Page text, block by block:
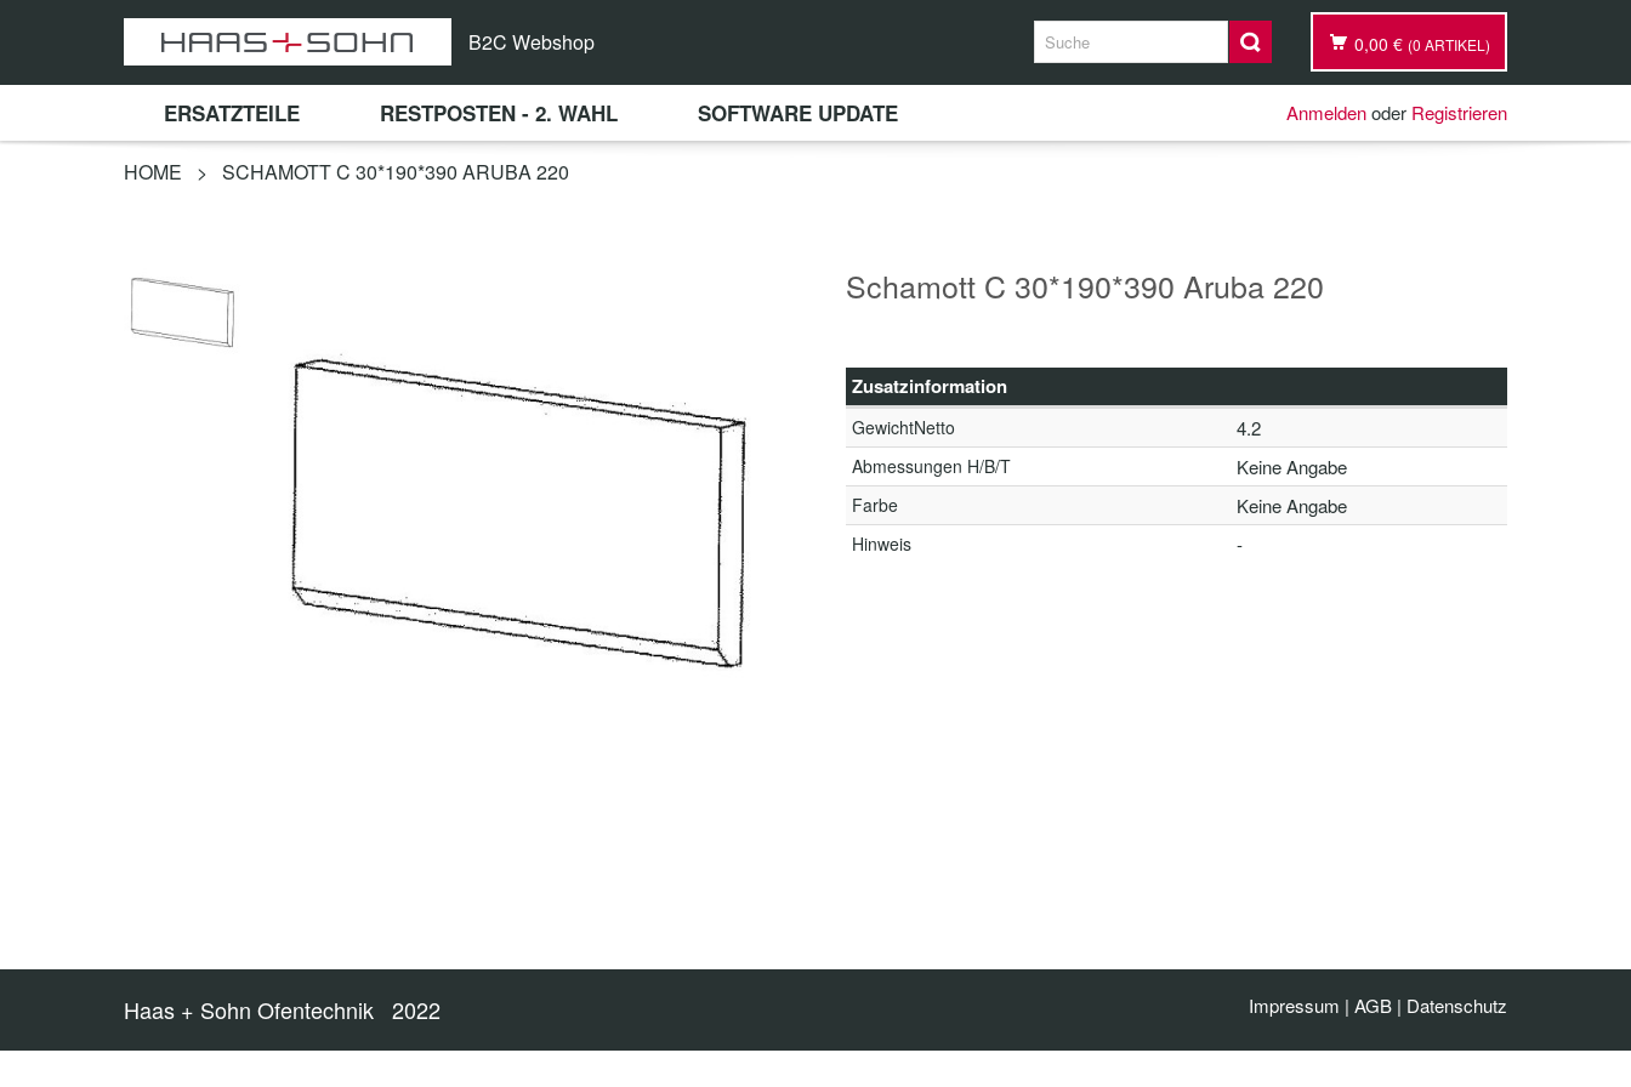
B2C Webshop 0,00 € (0 ARTIKEL)
ERSATZTEILE RESTPOSTEN - 2. WAHL SOFTWARE UPDATE Anmeldenoder Registrieren
HOME > SCHAMOTT C 30*190*390 ARUBA 220
Schamott C 30*190*390 Aruba 220
Zusatzinformation
GewichtNetto 4.2
Abmessungen H/B/T Keine Angabe
Farbe Keine Angabe
Hinweis -
Haas + Sohn Ofentechnik 2022 Impressum | AGB | Datenschutz